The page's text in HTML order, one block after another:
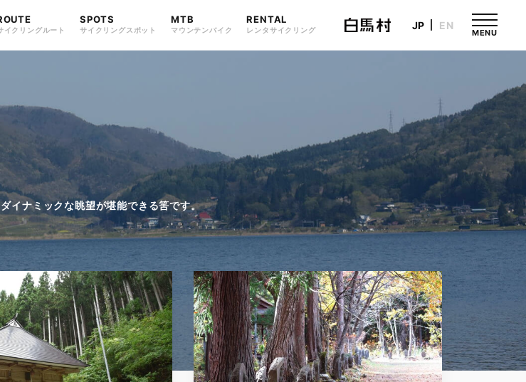
イクリングルート
SPOTS
サイクリングスポット
MTB
マウンテンバイク
RENTAL
レンタサイクリング EN
JP
MENU
イナミックな眺望が堪能できる筈です。